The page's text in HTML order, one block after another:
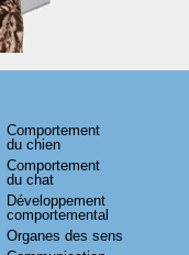
Comportement
du chien
Comportement
du chat
Développement
comportemental
Organes des sens